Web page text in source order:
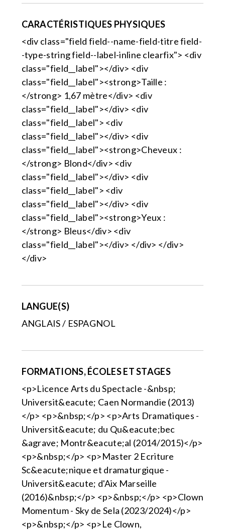
CARACTÉRISTIQUES PHYSIQUES
<div class="field field--name-field-titre field-
-type-string field--label-inline clearfix"> <div
class="field__label"></div> <div
class="field__label"><strong>Taille :
</strong> 1,67 mètre</div> <div
class="field__label"></div> <div
class="field__label"> <div
class="field__label"></div> <div
class="field__label"><strong>Cheveux :
</strong> Blond</div> <div
class="field__label"></div> <div
class="field__label"> <div
class="field__label"></div> <div
class="field__label"><strong>Yeux :
</strong> Bleus</div> <div
class="field__label"></div> </div> </div>
</div>
LANGUE(S)
ANGLAIS / ESPAGNOL
FORMATIONS, ÉCOLES ET STAGES
<p>Licence Arts du Spectacle -&nbsp;
Universit&eacute; Caen Normandie (2013)
</p> <p>&nbsp;</p> <p>Arts Dramatiques -
Universit&eacute; du Qu&eacute;bec
&agrave; Montr&eacute;al (2014/2015)</p>
<p>&nbsp;</p> <p>Master 2 Ecriture
Sc&eacute;nique et dramaturgique -
Universit&eacute; d'Aix Marseille
(2016)&nbsp;</p> <p>&nbsp;</p> <p>Clown
Momentum - Sky de Sela (2023/2024)</p>
<p>&nbsp;</p> <p>Le Clown,